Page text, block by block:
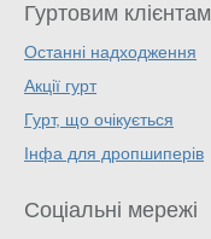
Гуртовим клієнтам
Останні надходження
Акції гурт
Гурт, що очікується
Інфа для дропшиперів
Соціальні мережі